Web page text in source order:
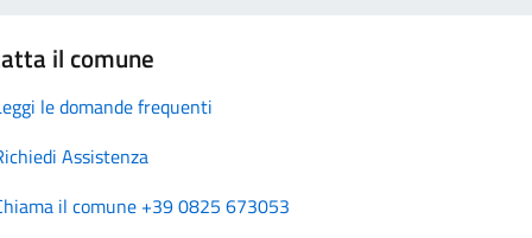
il comune
le domande frequenti
Assistenza
il comune +39 0825 673053